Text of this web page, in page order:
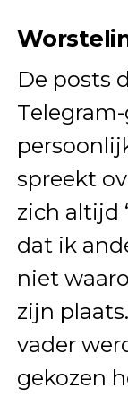
De posts
spreekt
zich altijd
dat ik
niet
zijn
vader
gekozen